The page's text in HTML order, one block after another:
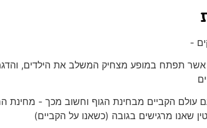
עם עולם הקביים מבחינת הגוף וחשוב מכך - מחינת
שאנו מרגישים בגובה (כשאנו על הקביים)